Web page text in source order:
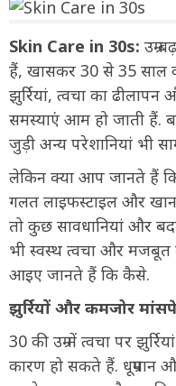
Skin Care in 30s: उम्र
हैं, खासकर 30 से 35 साल
झुर्रियां, त्वचा का
समस्याएं आम हो जाती हैं.
जुड़ी अन्य परेशानियां भी
लेकिन क्या आप जानते हैं
गलत लाइफस्टाइल और
तो कुछ सावधानियां और
भी स्वस्थ त्वचा और
आइए जानते हैं कि कैसे.
झुर्रियों और कमजोर
30 की उम्र में त्वचा पर
कारण हो सकते हैं.